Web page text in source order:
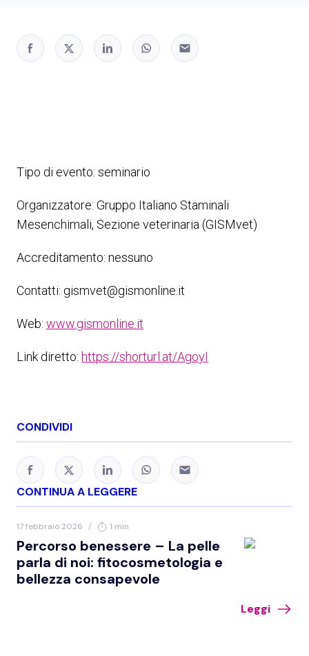
Tipo di evento: seminario
Organizzatore: Gruppo Italiano Staminali
Mesenchimali, Sezione veterinaria (GISMvet)
Accreditamento: nessuno
Contatti: gismvet@gismonline.it
Web: www.gismonline.it
Link diretto: https://shorturl.at/AgoyI
CONTINUA A LEGGERE
17 febbraio 2026 / 1 min
Percorso benessere – La pelle
parla di noi: fitocosmetologia e
bellezza consapevole
Leggi
CONDIVIDI